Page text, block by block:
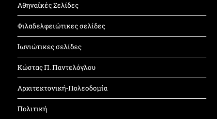
Αθηναϊκές Σελίδες
Φιλαδελφειώτικες σελίδες
Ιωνιώτικες σελίδες
Κώστας Π. Παντελόγλου
Αρχιτεκτονική-Πολεοδομία
Πολιτική